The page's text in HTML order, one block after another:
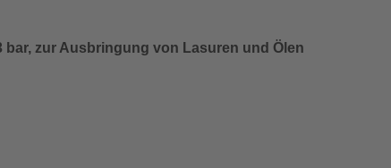
zur Ausbringung von Lasuren und Ölen